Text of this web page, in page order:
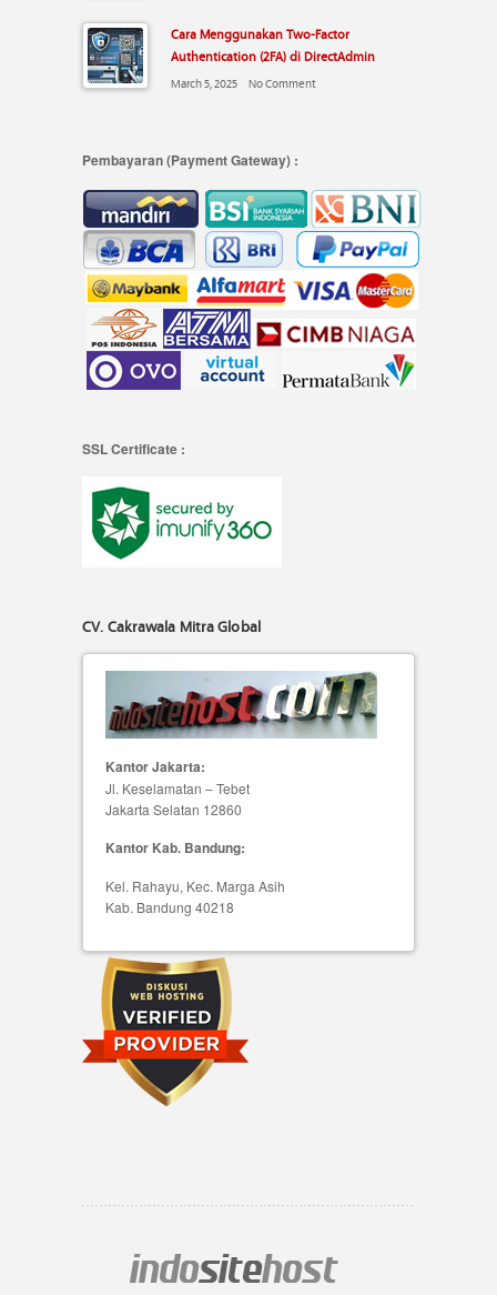
Cara Menggunakan Two-Factor
Authentication (2FA) di DirectAdmin
March 5, 2025 No Comment
Pembayaran (Payment Gateway) :
SSL Certificate :
CV. Cakrawala Mitra Global
Kantor Jakarta:
Jl. Keselamatan – Tebet
Jakarta Selatan 12860
Kantor Kab. Bandung:
Kel. Rahayu, Kec. Marga Asih
Kab. Bandung 40218